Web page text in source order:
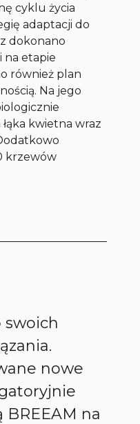
cyklu życia
adaptacji do
dokonano
na etapie
również plan
Na jego
łąka kwietna wraz
krzewów
nowe
na